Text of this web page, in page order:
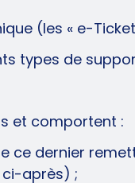
(les « e-
types de
et comportent :
ce dernier
ci-après) ;